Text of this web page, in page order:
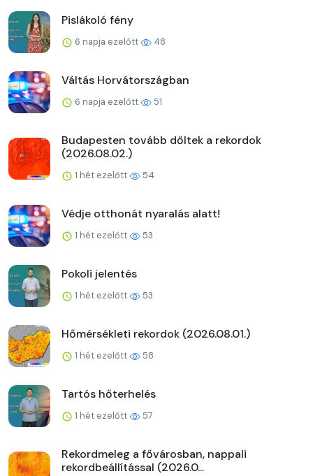
Pislákoló fény
6 napja ezelőtt 48
Váltás Horvátországban
6 napja ezelőtt 51
Budapesten tovább dőltek a rekordok
(2026.08.02.)
1 hét ezelőtt 54
Védje otthonát nyaralás alatt!
1 hét ezelőtt 53
Pokoli jelentés
1 hét ezelőtt 53
Hőmérsékleti rekordok (2026.08.01.)
1 hét ezelőtt 58
Tartós hőterhelés
1 hét ezelőtt 57
Rekordmeleg a fővárosban, nappali
rekordbeállítással (2026.0...